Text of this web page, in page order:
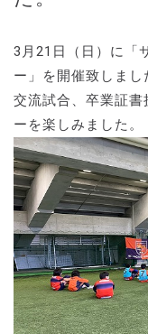
3月21日（日）に「
ー」を開催致しまし
交流試合、卒業証
ーを楽しみました。